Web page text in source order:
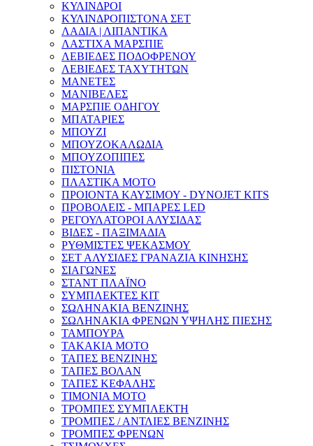
ΚΥΛΙΝΔΡΟΙ
ΚΥΛΙΝΔΡΟΠΙΣΤΟΝΑ ΣΕΤ
ΛΑΔΙΑ | ΛΙΠΑΝΤΙΚΑ
ΛΑΣΤΙΧΑ ΜΑΡΣΠΙΕ
ΛΕΒΙΕΔΕΣ ΠΟΔΟΦΡΕΝΟΥ
ΛΕΒΙΕΔΕΣ ΤΑΧΥΤΗΤΩΝ
ΜΑΝΕΤΕΣ
ΜΑΝΙΒΕΛΕΣ
ΜΑΡΣΠΙΕ ΟΔΗΓΟΥ
ΜΠΑΤΑΡΙΕΣ
ΜΠΟΥΖΙ
ΜΠΟΥΖΟΚΑΛΩΔΙΑ
ΜΠΟΥΖΟΠΙΠΕΣ
ΠΙΣΤΟΝΙΑ
ΠΛΑΣΤΙΚΑ ΜΟΤΟ
ΠΡΟΙΟΝΤΑ ΚΑΥΣΙΜΟΥ - DYNOJET KITS
ΠΡΟΒΟΛΕΙΣ - ΜΠΑΡΕΣ LED
ΡΕΓΟΥΛΑΤΟΡΟΙ ΑΛΥΣΙΔΑΣ
ΒΙΔΕΣ - ΠΑΞΙΜΑΔΙΑ
ΡΥΘΜΙΣΤΕΣ ΨΕΚΑΣΜΟΥ
ΣΕΤ ΑΛΥΣΙΔΕΣ ΓΡΑΝΑΖΙΑ ΚΙΝΗΣΗΣ
ΣΙΑΓΩΝΕΣ
ΣΤΑΝΤ ΠΛΑΪΝΟ
ΣΥΜΠΛΕΚΤΕΣ ΚΙΤ
ΣΩΛΗΝΑΚΙΑ ΒΕΝΖΙΝΗΣ
ΣΩΛΗΝΑΚΙΑ ΦΡΕΝΩΝ ΥΨΗΛΗΣ ΠΙΕΣΗΣ
ΤΑΜΠΟΥΡΑ
ΤΑΚΑΚΙΑ ΜΟΤΟ
ΤΑΠΕΣ ΒΕΝΖΙΝΗΣ
ΤΑΠΕΣ ΒΟΛΑΝ
ΤΑΠΕΣ ΚΕΦΑΛΗΣ
ΤΙΜΟΝΙΑ ΜΟΤΟ
ΤΡΟΜΠΕΣ ΣΥΜΠΛΕΚΤΗ
ΤΡΟΜΠΕΣ / ΑΝΤΛΙΕΣ ΒΕΝΖΙΝΗΣ
ΤΡΟΜΠΕΣ ΦΡΕΝΩΝ